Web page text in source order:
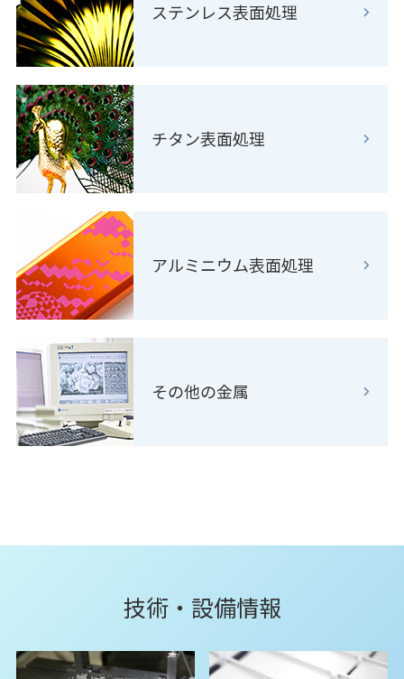
ステンレス表面処理
チタン表面処理
アルミニウム表面処理
その他の金属
技術・設備情報